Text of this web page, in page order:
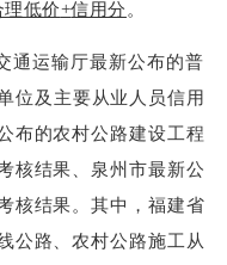
理低价+信用分 。
通运输厅最新公布的普
位及主要从业人员信用
布的农村公路建设工程
核结果、泉州市最新公
核结果。其中，福建省
公路、农村公路施工从